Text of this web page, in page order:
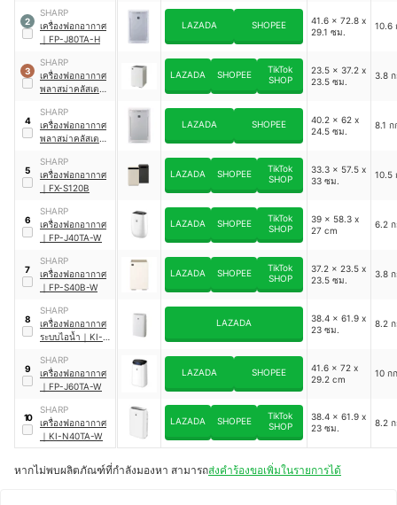
2
SHARP
เครื่องฟอกอากาศ
｜ FP-J80TA-H
LAZADA SHOPEE
41.6 x 72.8 x
29.1 ซม.
10.6
3
SHARP
เครื่องฟอกอากาศ
พลาสม่าคลัสเตอร์
LAZADA SHOPEE
TikTok
SHOP
23.5 x 37.2 x
23.5 ซม.
3.8
4
SHARP
เครื่องฟอกอากาศ
พลาสม่าคลัสเตอร์
LAZADA SHOPEE
40.2 x 62 x
24.5 ซม.
8.1 ก
5
SHARP
เครื่องฟอกอากาศ
｜ FX-S120B
LAZADA SHOPEE
TikTok
SHOP
33.3 x 57.5 x
33 ซม.
10.5
6
SHARP
เครื่องฟอกอากาศ
｜ FP-J40TA-W
LAZADA SHOPEE
TikTok
SHOP
39 x 58.3 x
27 cm
6.2
7
SHARP
เครื่องฟอกอากาศ
｜ FP-S40B-W
LAZADA SHOPEE
TikTok
SHOP
37.2 x 23.5 x
23.5 ซม.
3.8
8
SHARP
เครื่องฟอกอากาศ
ระบบไอน้ำ ｜ KI-
LAZADA
38.4 x 61.9 x
23 ซม.
8.2
9
SHARP
เครื่องฟอกอากาศ
｜ FP-J60TA-W
LAZADA SHOPEE
41.6 x 72 x
29.2 cm
10 ก
10
SHARP
เครื่องฟอกอากาศ
｜ KI-N40TA-W
LAZADA SHOPEE
TikTok
SHOP
38.4 x 61.9 x
23 ซม.
8.2
หากไม่พบผลิตภัณฑ์ที่กำลังมองหา สามารถส่งคำร้องขอเพิ่มในรายการได้